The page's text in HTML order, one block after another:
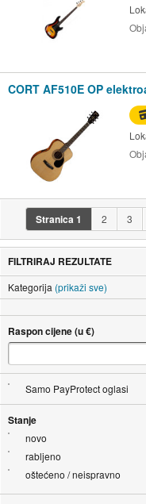
CORT AF510E OP
Stranica 1 2 3
FILTRIRAJ REZULTATE
Kategorija (prikaži sve)
Raspon cijene (u €)
Samo PayProtect oglasi
Stanje
novo
rabljeno
oštećeno / neispravno